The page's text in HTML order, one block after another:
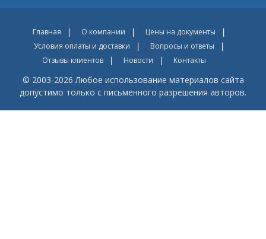
Главная О компании
Цены на документы
Условия оплаты и доставки
Вопросы и ответы
Отзывы клиентов
Новости Контакты
© 2003-2026 Любое использование материалов сайта
допустимо только с письменного разрешения авторов.